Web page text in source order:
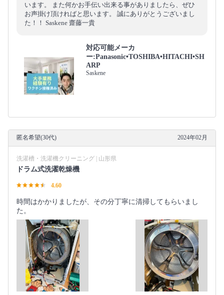
います。 また何かお手伝い出来る事がありましたら、ぜひ
お声掛け頂ければと思います。 誠にありがとうございまし
た！！ Saskene 齋藤一貴
対応可能メーカ
ー:Panasonic•TOSHIBA•HITACHI•SH
ARP
Saskene
匿名希望(30代) 2024年02月
洗濯槽・洗濯機クリーニング | 山形県
ドラム式洗濯乾燥機
4.60
時間はかかりましたが、その分丁寧に清掃してもらいまし
た。